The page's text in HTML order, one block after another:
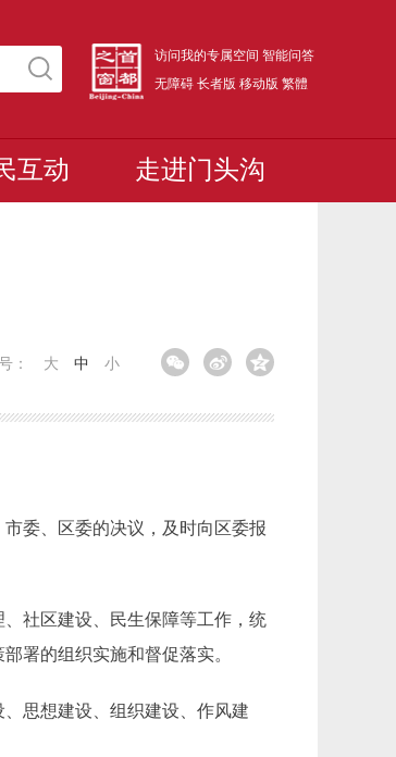
访问我的专属空间 智能问答
无障碍 长者版 移动版 繁體
互动 走进门头沟
： 大 中 小
委、区委的决议，及时向区委报
社区建设、民生保障等工作，统
署的组织实施和督促落实。
思想建设、组织建设、作风建